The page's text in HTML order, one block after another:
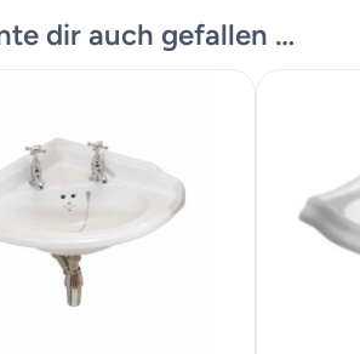
38 × 17
dir auch gefallen …